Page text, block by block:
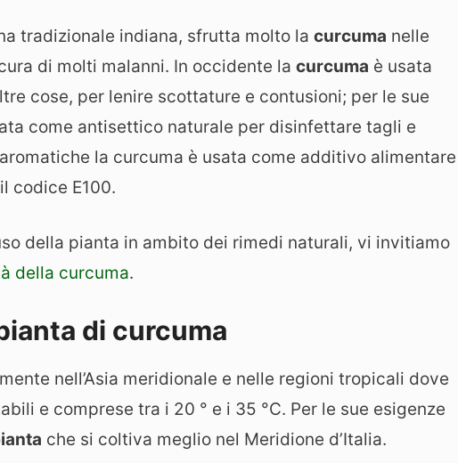
tradizionale indiana, sfrutta molto la curcuma nelle
di molti malanni. In occidente la curcuma è usata
cose, per lenire scottature e contusioni; per le sue
come antisettico naturale per disinfettare tagli e
la curcuma è usata come additivo alimentare
codice E100.
della pianta in ambito dei rimedi naturali, vi invitiamo
della curcuma.
di curcuma
nell’Asia meridionale e nelle regioni tropicali dove
e comprese tra i 20 ° e i 35 °C. Per le sue esigenze
che si coltiva meglio nel Meridione d’Italia.